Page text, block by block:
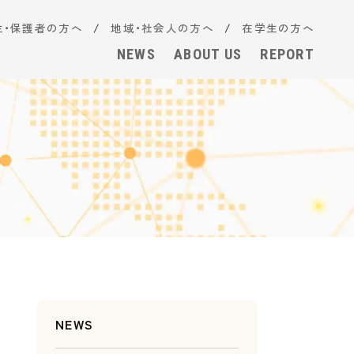
保護者の方へ 地域・社会人の方へ 在学生の方へ
NEWS ABOUT US REPORT
NEWS